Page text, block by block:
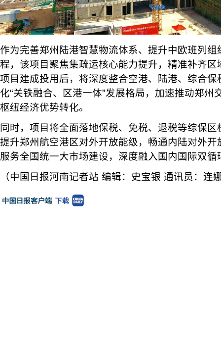
作为完善郑州陆港智慧物流体系、提升中欧班列
程，该项目聚焦集疏运核心能力提升，精准补齐
项目建成投用后，将深度整合空港、陆港、综合
化“关铁融合、区港一体”发展格局，加速推动郑州
枢纽经济优势转化。
同时，项目将全面落地保税、免税、退税等综保
提升郑州航空港区对外开放能级，畅通内陆对外
服务全国统一大市场建设，深度融入国内国际双循
（中国日报河南记者站 编辑：史宝银 通讯员：连